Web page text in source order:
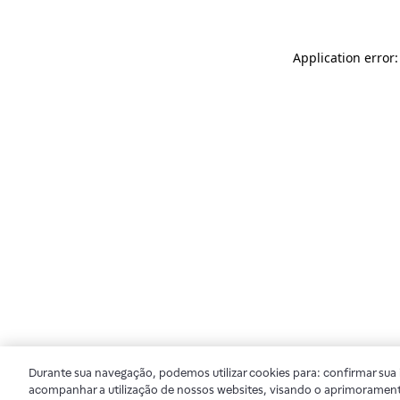
Application
Durante sua navegação, podemos utilizar cookies para: confirmar
acompanhar a utilização de nossos websites, visando o